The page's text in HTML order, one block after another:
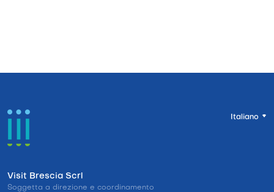
Italiano
Visit Brescia Scrl
Soggetta a direzione e coordinamento